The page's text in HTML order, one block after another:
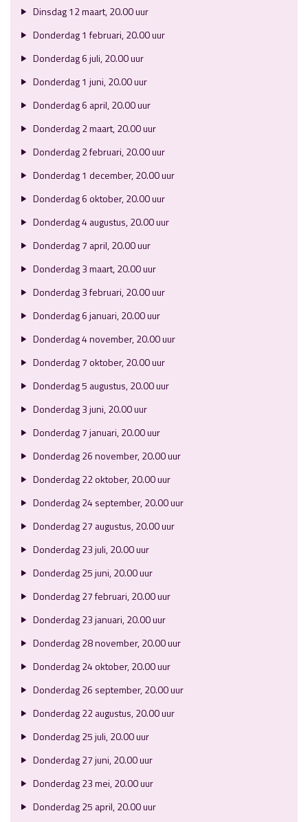
Dinsdag 12 maart, 20.00 uur
Donderdag 1 februari, 20.00 uur
Donderdag 6 juli, 20.00 uur
Donderdag 1 juni, 20.00 uur
Donderdag 6 april, 20.00 uur
Donderdag 2 maart, 20.00 uur
Donderdag 2 februari, 20.00 uur
Donderdag 1 december, 20.00 uur
Donderdag 6 oktober, 20.00 uur
Donderdag 4 augustus, 20.00 uur
Donderdag 7 april, 20.00 uur
Donderdag 3 maart, 20.00 uur
Donderdag 3 februari, 20.00 uur
Donderdag 6 januari, 20.00 uur
Donderdag 4 november, 20.00 uur
Donderdag 7 oktober, 20.00 uur
Donderdag 5 augustus, 20.00 uur
Donderdag 3 juni, 20.00 uur
Donderdag 7 januari, 20.00 uur
Donderdag 26 november, 20.00 uur
Donderdag 22 oktober, 20.00 uur
Donderdag 24 september, 20.00 uur
Donderdag 27 augustus, 20.00 uur
Donderdag 23 juli, 20.00 uur
Donderdag 25 juni, 20.00 uur
Donderdag 27 februari, 20.00 uur
Donderdag 23 januari, 20.00 uur
Donderdag 28 november, 20.00 uur
Donderdag 24 oktober, 20.00 uur
Donderdag 26 september, 20.00 uur
Donderdag 22 augustus, 20.00 uur
Donderdag 25 juli, 20.00 uur
Donderdag 27 juni, 20.00 uur
Donderdag 23 mei, 20.00 uur
Donderdag 25 april, 20.00 uur